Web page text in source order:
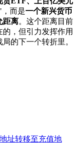
而是一个新兴货币
距离。这个距离目前
，但引力发挥作用
的下一个转折里。
址转移至充值地